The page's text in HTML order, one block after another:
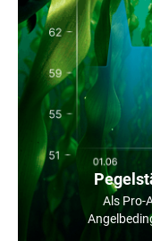
Als Pro-